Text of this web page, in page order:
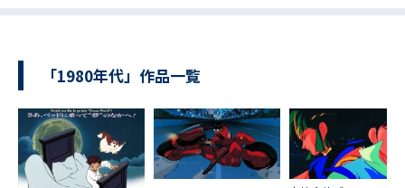
「1980年代」作品一覧